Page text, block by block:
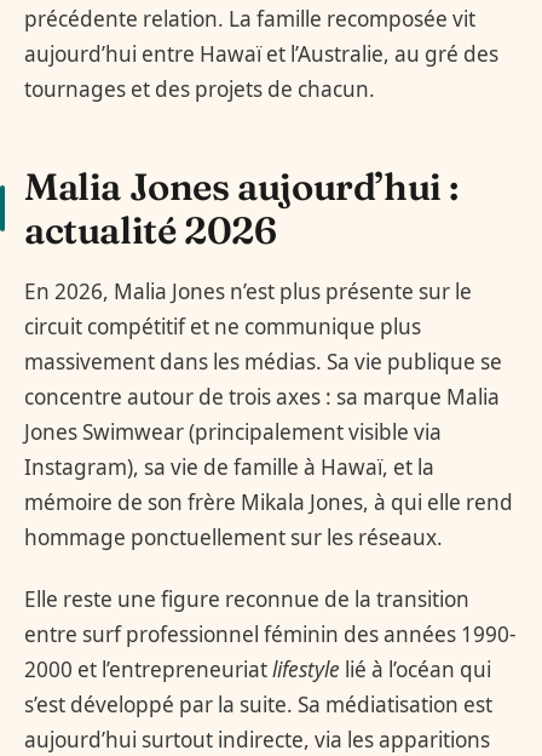
précédente relation. La famille recomposée vit
aujourd’hui entre Hawaï et l’Australie, au gré des
tournages et des projets de chacun.
Malia Jones aujourd’hui :
actualité 2026
En 2026, Malia Jones n’est plus présente sur le
circuit compétitif et ne communique plus
massivement dans les médias. Sa vie publique se
concentre autour de trois axes : sa marque Malia
Jones Swimwear (principalement visible via
Instagram), sa vie de famille à Hawaï, et la
mémoire de son frère Mikala Jones, à qui elle rend
hommage ponctuellement sur les réseaux.
Elle reste une figure reconnue de la transition
entre surf professionnel féminin des années 1990-
2000 et l’entrepreneuriatlifestyle lié à l’océan qui
s’est développé par la suite. Sa médiatisation est
aujourd’hui surtout indirecte, via les apparitions